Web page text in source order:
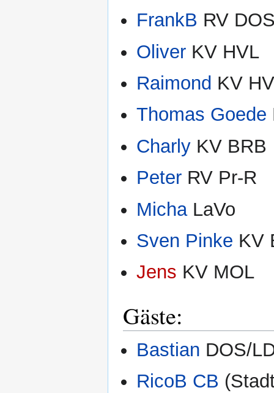
FrankB RV
Oliver KV HVL
Raimond KV
Thomas Goede
Charly KV BRB
Peter RV Pr-R
MichaLaVo
Sven Pinke KV
Jens KV MOL
Gäste:
Bastian DOS/
RicoB CB